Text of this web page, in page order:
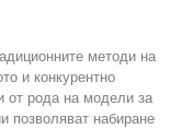
методи на
и конкурентно
от рода на модели за
позволяват набиране